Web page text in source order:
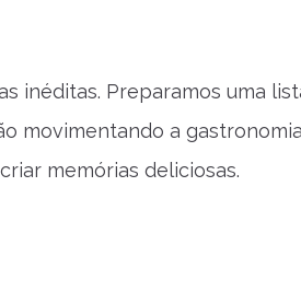
inéditas. Preparamos uma
movimentando a
memórias deliciosas.